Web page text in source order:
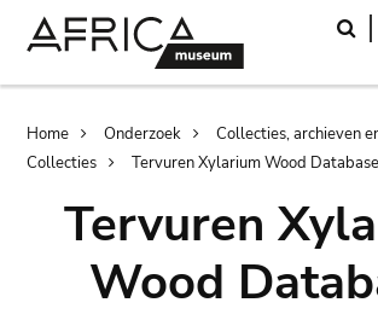
Breadcrumb
Home Onderzoek
Collecties, archieven
Collecties
Tervuren Xylarium Wood Database
Tervuren
Wood